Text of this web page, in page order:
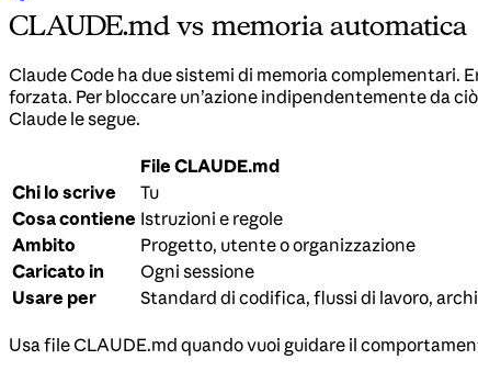
CLAUDE.md vs memoria automatica
Claude Code ha due sistemi di memoria complementari.
forzata. Per bloccare un’azione indipendentemente da
Claude le segue.
File CLAUDE.md
Chi lo scrive
Tu
Cosa contiene Istruzioni e regole
Ambito
Progetto, utente o organizzazione
Caricato in
Ogni sessione
Usare per
Standard di codifica, flussi di lavoro,
Usa file CLAUDE.md quando vuoi guidare il